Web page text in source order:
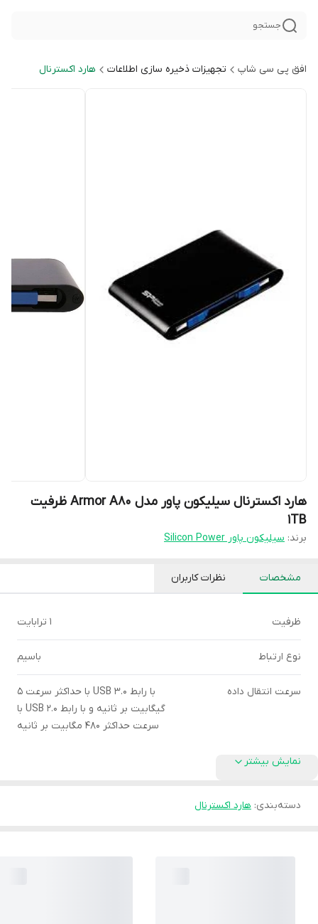
جستجو
افق پی سی شاپ تجهیزات ذخیره سازی اطلاعات هارد اکسترنال
هارد اکسترنال سیلیکون پاور مدل Armor A80 ظرفیت
1TB
برند: سیلیکون پاور Silicon Power
مشخصات نظرات کاربران
ظرفیت 1 ترابایت
نوع ارتباط باسیم
سرعت انتقال داده
با رابط USB ۳.۰ با حداکثر سرعت ۵
گیگابیت بر ثانیه و با رابط USB ۲.۰ با
سرعت حداکثر ۴۸۰ مگابیت بر ثانیه
نمایش بیشتر
دسته‌بندی: هارد اکسترنال